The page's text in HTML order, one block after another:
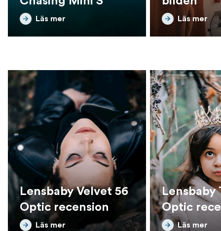
Läs mer Läs mer
Lensbaby Velvet 56
Optic recension
Läs mer
Lensbaby
Optic
Läs mer